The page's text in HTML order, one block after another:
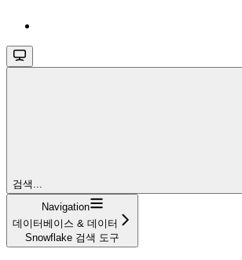
검색...
Navigation
데이터베이스 & 데이터
Snowflake 검색 도구